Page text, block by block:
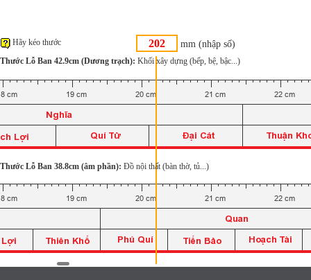
mm (nhập số)
Hãy kéo thước
Thước Lỗ Ban 42.9cm (Dương trạch): Khối xây dựng (bếp, bệ, bậc...)
Thước Lỗ Ban 38.8cm (âm phần): Đồ nội thất (bàn thờ, tủ...)